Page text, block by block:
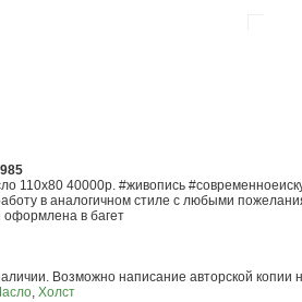
110x80 40000р. #живопись
в аналогичном стиле с любыми
оформлена в багет
Возможно написание авторской копии
, Холст